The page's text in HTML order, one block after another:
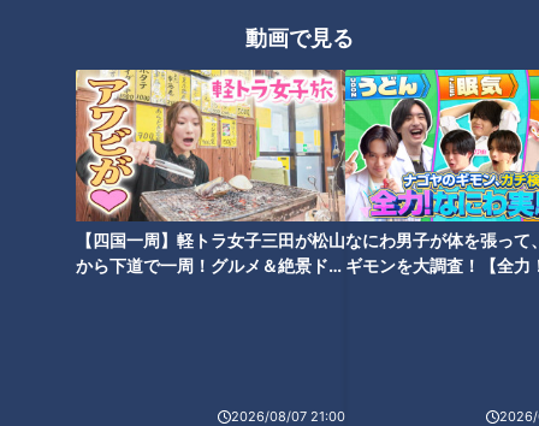
動画で見る
【四国一周】軽トラ女子三田が松山
から下道で一周！グルメ＆絶景ドラ
2026/08/07 21:00
なにわ男子が体を張って
ギモンを大調査！【全力
2026/
ト！？ダイエットのスペシャリ
ストに学ぶ「無理なくやせる方
存から抜け出す方法
「インフルエンザ」＆「ノロウ
侮るな！食後の眠気＆だるさ…